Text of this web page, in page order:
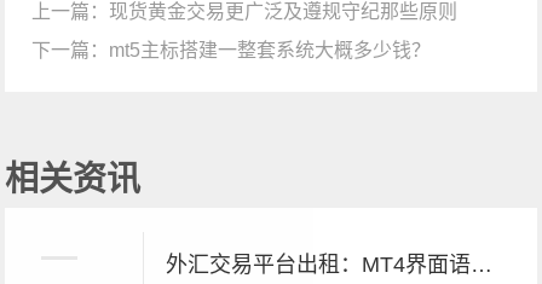
上一篇： 现货黄金交易更广泛及遵规守纪那些原则
下一篇： mt5主标搭建一整套系统大概多少钱？
相关资讯
外汇交易平台出租：MT4界面语言切换方法